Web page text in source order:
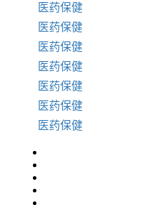
医药保健
医药保健
医药保健
医药保健
医药保健
医药保健
医药保健